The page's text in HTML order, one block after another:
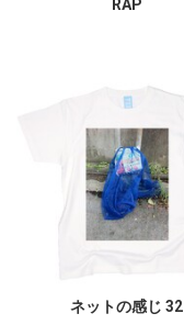
RAP
ネットの感じ 32